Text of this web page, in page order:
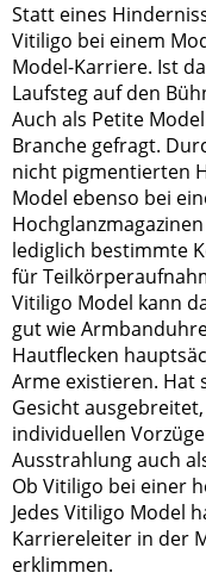
Statt eines
Vitiligo bei einem
Model-Karriere. Ist
Laufsteg auf den
Auch als Petite
Branche gefragt.
nicht pigmentierten
Model ebenso bei
lediglich bestimmte
für
Vitiligo Model kann
gut wie
Hautflecken
Arme existieren. Hat
Gesicht
individuellen
Ausstrahlung auch
Ob Vitiligo bei einer
Jedes Vitiligo Model
Karriereleiter in der
erklimmen.